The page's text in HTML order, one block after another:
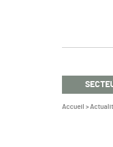
Vous
Accueil >